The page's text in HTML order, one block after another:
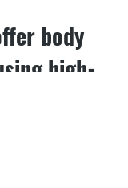
body
high-